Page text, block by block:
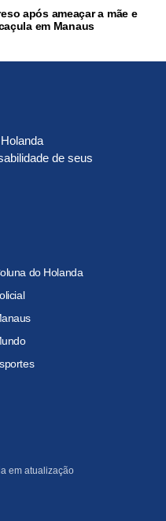
após ameaçar a mãe e
em Manaus
de seus
do Holanda
em atualização